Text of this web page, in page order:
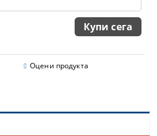
Оцени продукта